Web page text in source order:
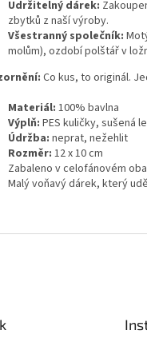
Udržitelný dárek:
zbytků z naší výroby.
Všestranný společník:
molům), ozdobí polštář v
Co kus, to originál.
Materiál: 100% bavlna
Výplň: PES kuličky, sušená
Údržba: neprat, nežehlit
Rozměr: 12 x 10 cm
Zabaleno v celofánovém
Malý voňavý dárek, který